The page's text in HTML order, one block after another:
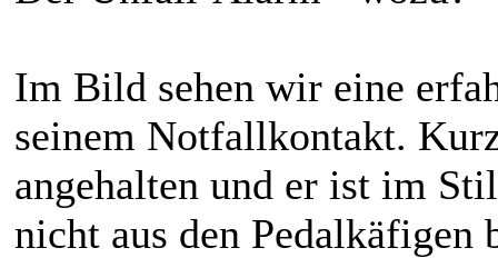
Im Bild sehen wir eine
seinem Notfallkontakt.
angehalten und er ist im
nicht aus den Pedalkäfigen